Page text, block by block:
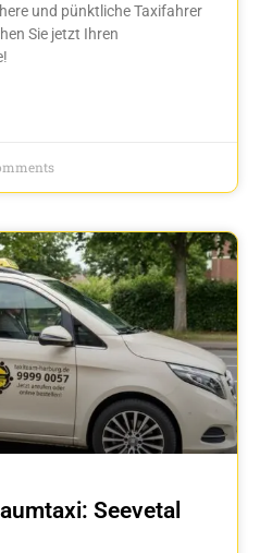
und pünktliche Taxifahrer
Sie jetzt Ihren
Seevetal